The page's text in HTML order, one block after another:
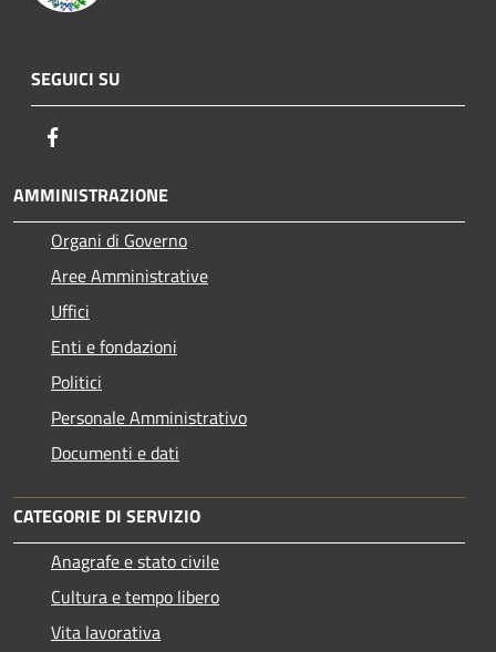
SEGUICI SU
AMMINISTRAZIONE
Organi di Governo
Aree Amministrative
Uffici
Enti e fondazioni
Politici
Personale Amministrativo
Documenti e dati
CATEGORIE DI SERVIZIO
Anagrafe e stato civile
Cultura e tempo libero
Vita lavorativa